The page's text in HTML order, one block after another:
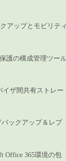
アップとモビリテ
護の構成管理ツー
イザ間共有ストレー
バックアップ＆レプ
Office 365環境の包